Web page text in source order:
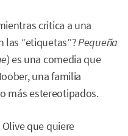
critica a una
las “etiquetas”?Pequeña
) es una comedia que
una familia
más estereotipados.
que quiere